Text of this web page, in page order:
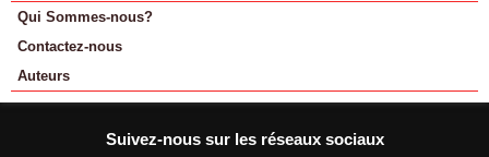
Qui Sommes-nous?
Contactez-nous
Auteurs
Suivez-nous sur les réseaux sociaux